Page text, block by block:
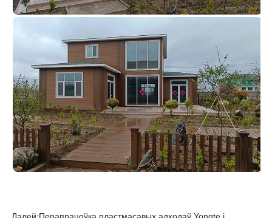
Далей:Перапрацоўка пластмасавых адходаў Yongte і